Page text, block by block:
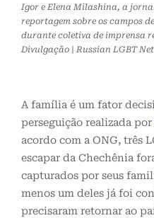
Igor e Elena Milashina, a
reportagem sobre os campos
durante coletiva de imprensa
Divulgação | Russian LGBT
A família é um fator
perseguição realizada por
acordo com a ONG, três
escapar da Chechênia
capturados por seus
menos um deles já foi
precisaram retornar ao